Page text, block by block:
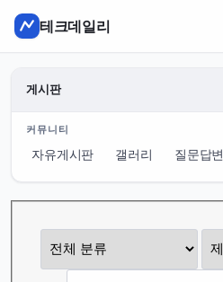
테크데일리
게시판
커뮤니티
자유게시판 갤러리 질문답변